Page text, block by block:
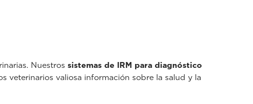
Nuestros sistemas de IRM para diagnóstico
veterinarios valiosa información sobre la salud y la